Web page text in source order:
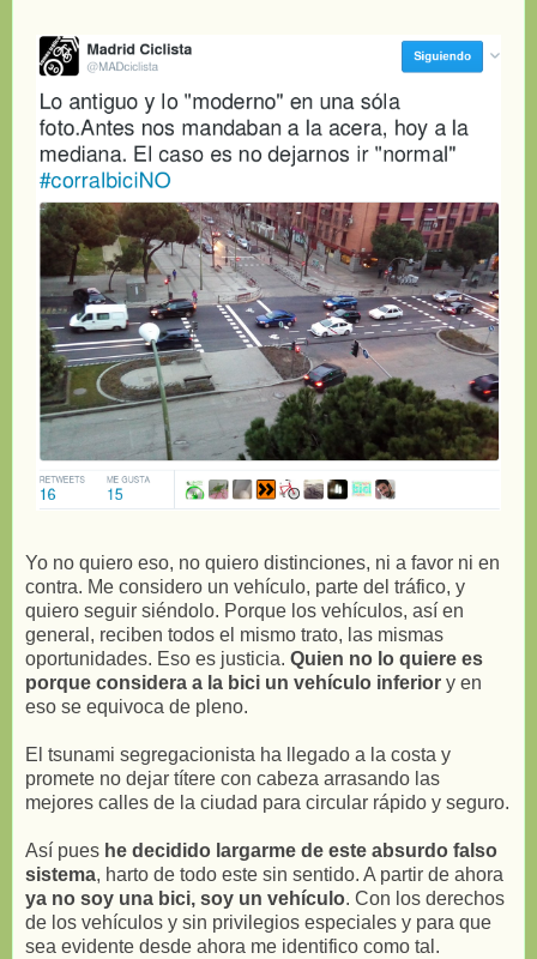
Yo no quiero eso, no quiero distinciones, ni a favor ni en
contra. Me considero un vehículo, parte del tráfico, y
quiero seguir siéndolo. Porque los vehículos, así en
general, reciben todos el mismo trato, las mismas
oportunidades. Eso es justicia. Quien no lo quiere es
porque considera a la bici un vehículo inferior y en
eso se equivoca de pleno.
El tsunami segregacionista ha llegado a la costa y
promete no dejar títere con cabeza arrasando las
mejores calles de la ciudad para circular rápido y seguro.
Así pues he decidido largarme de este absurdo falso
sistema, harto de todo este sin sentido. A partir de ahora
ya no soy una bici, soy un vehículo. Con los derechos
de los vehículos y sin privilegios especiales y para que
sea evidente desde ahora me identifico como tal.